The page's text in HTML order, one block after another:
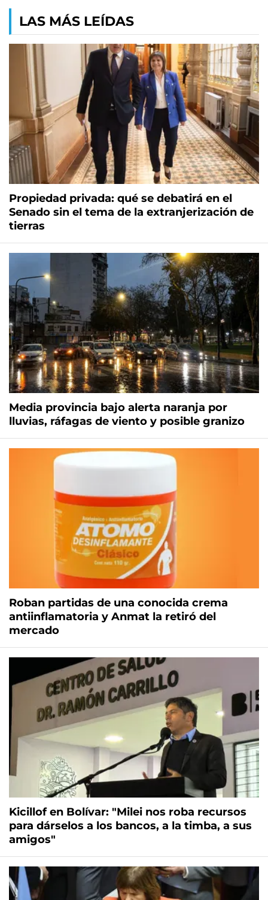
LAS MÁS LEÍDAS
Propiedad privada: qué se debatirá en el
Senado sin el tema de la extranjerización de
tierras
Media provincia bajo alerta naranja por
lluvias, ráfagas de viento y posible granizo
Roban partidas de una conocida crema
antiinflamatoria y Anmat la retiró del
mercado
Kicillof en Bolívar: "Milei nos roba recursos
para dárselos a los bancos, a la timba, a sus
amigos"